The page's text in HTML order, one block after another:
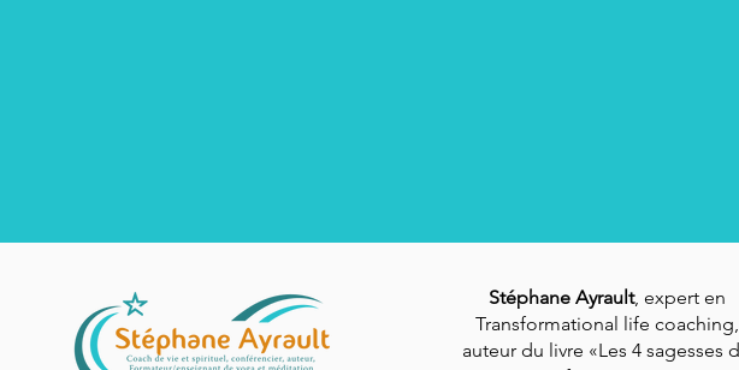
Stéphane Ayrault, expert en
Transformational life coaching,
auteur du livre «Les 4 sagesses